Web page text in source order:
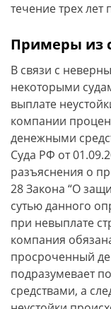
течение трех лет
Примеры из
В связи с
некоторыми
выплате
компании
денежными
Суда РФ от
разъяснения о
28 Закона “О
сутью данного
при невыплате
компания
просроченный
подразумевает
средствами, а